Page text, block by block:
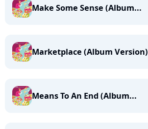
Make Some Sense (Album...
Marketplace (Album Version)
Means To An End (Album...